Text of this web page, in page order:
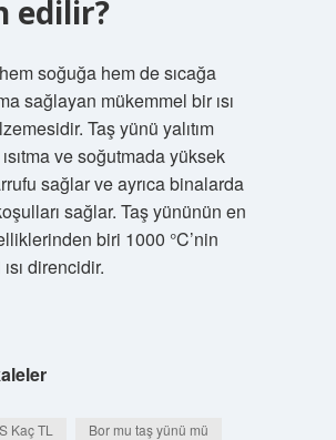
edilir?
soğuğa hem de sıcağa
sağlayan mükemmel bir ısı
Taş yünü yalıtım
ve soğutmada yüksek
sağlar ve ayrıca binalarda
sağlar. Taş yününün en
biri 1000 °C’nin
direncidir.
Kaç TL Bor mu taş yünü mü